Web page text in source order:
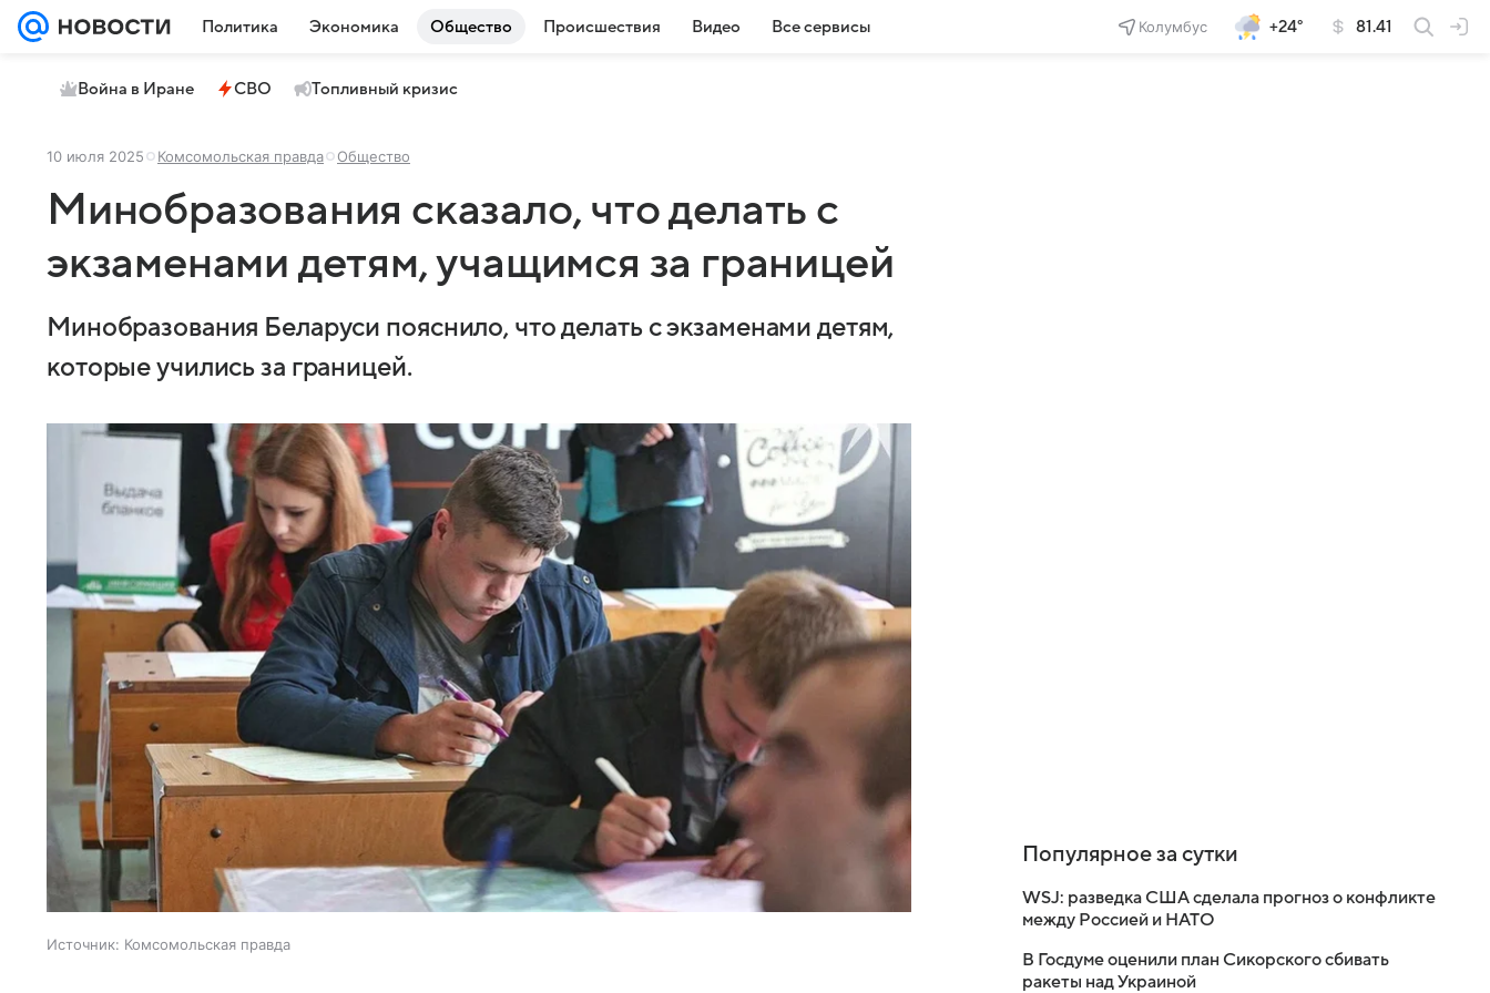
Политика Экономика Общество Происшествия Видео Все сервисы Колумбус +24° 81.41
Война в Иране СВО Топливный кризис
10 июля 2025 Комсомольская правда Общество
Минобразования сказало, что делать с
экзаменами детям, учащимся за границей
Минобразования Беларуси пояснило, что делать с экзаменами детям,
которые учились за границей.
Источник: Комсомольская правда
Популярное за сутки
WSJ: разведка США сделала прогноз о конфликте
между Россией и НАТО
В Госдуме оценили план Сикорского сбивать
ракеты над Украиной